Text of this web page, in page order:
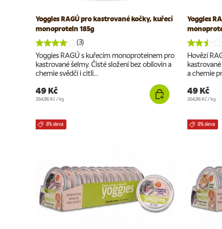
Yoggies RAGÚ pro kastrované kočky, kuřecí
monoprotein 185g
(3)
Yoggies RAGÚ s kuřecím monoproteinem pro
kastrované šelmy. Čisté složení bez obilovin a
chemie svědčí i citli...
49 Kč
Cena za jednotku
264,86 Kč/ kg
Yoggies
Hovězí
a chemie
49 Kč
Cena za jednotku
264,86 Kč/ kg
8% sleva 8% sleva